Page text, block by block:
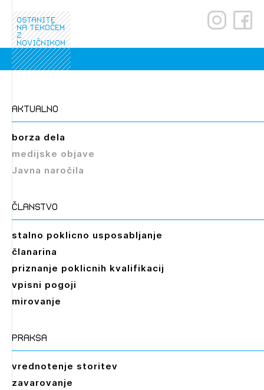
ostanite
na tekočem
z
novičnikom
aktualno
borza dela
medijske objave
Javna naročila
članstvo
stalno poklicno usposabljanje
članarina
priznanje poklicnih kvalifikacij
vpisni pogoji
mirovanje
praksa
vrednotenje storitev
zavarovanje